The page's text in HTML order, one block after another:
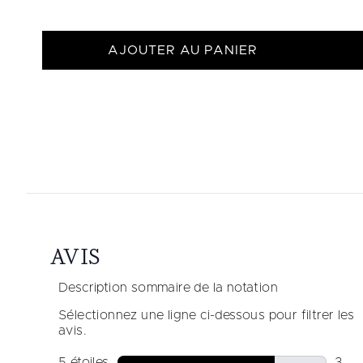
AJOUTER AU PANIER